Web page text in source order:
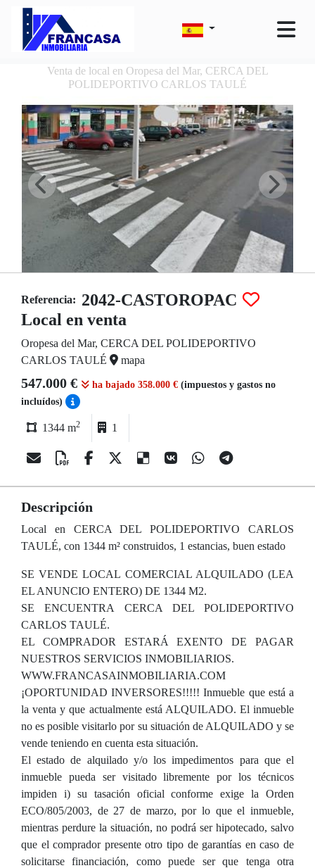
Venta de local en Oropesa del Mar, CERCA DEL
POLIDEPORTIVO CARLOS TAULÉ
Referencia: 2042-CASTOROPAC
Local en venta
Oropesa del Mar, CERCA DEL POLIDEPORTIVO
CARLOS TAULÉ
mapa
547.000 € ha bajado 358.000 € (impuestos y gastos no
incluídos)
1344 m2 1
Descripción
Local en CERCA DEL POLIDEPORTIVO CARLOS
TAULÉ, con 1344 m² construidos, 1 estancias, buen estado
SE VENDE LOCAL COMERCIAL ALQUILADO (LEA
EL ANUNCIO ENTERO) DE 1344 M2.
SE ENCUENTRA CERCA DEL POLIDEPORTIVO
CARLOS TAULÉ.
EL COMPRADOR ESTARÁ EXENTO DE PAGAR
NUESTROS SERVICIOS INMOBILIARIOS.
WWW.FRANCASAINMOBILIARIA.COM
¡OPORTUNIDAD INVERSORES!!!!! Inmueble que está a
la venta y que actualmente está ALQUILADO. El inmueble
no es posible visitarlo por su situación de ALQUILADO y se
vende teniendo en cuenta esta situación.
El estado de alquilado y/o los impedimentos para que el
inmueble pueda ser visitado libremente por los técnicos
impiden i) su tasación oficial conforme exige la Orden
ECO/805/2003, de 27 de marzo, por lo que el inmueble,
mientras perdure la situación, no podrá ser hipotecado, salvo
que el comprador presente otro tipo de garantías en caso de
solicitarse financiación, como puede ser que tenga otra